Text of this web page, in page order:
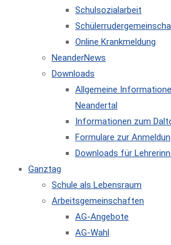
Schulsozialarbeit
Online Krankmeldung
NeanderNews
Downloads
Allgemeine
Neandertal
Informationen zum
Formulare zur
Downloads für
Ganztag
Schule als Lebensraum
Arbeitsgemeinschaften
AG-Angebote
AG-Wahl